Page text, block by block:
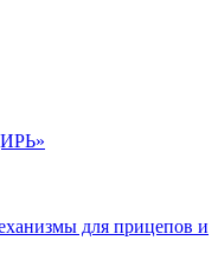
для прицепов и